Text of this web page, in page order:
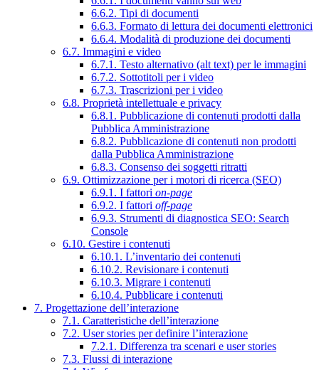
6.6.2. Tipi di documenti
6.6.3. Formato di lettura dei documenti elettronici
6.6.4. Modalità di produzione dei documenti
6.7. Immagini e video
6.7.1. Testo alternativo (alt text) per le immagini
6.7.2. Sottotitoli per i video
6.7.3. Trascrizioni per i video
6.8. Proprietà intellettuale e privacy
6.8.1. Pubblicazione di contenuti prodotti dalla
Pubblica Amministrazione
6.8.2. Pubblicazione di contenuti non prodotti
dalla Pubblica Amministrazione
6.8.3. Consenso dei soggetti ritratti
6.9. Ottimizzazione per i motori di ricerca (SEO)
6.9.1. I fattori on-page
6.9.2. I fattori off-page
6.9.3. Strumenti di diagnostica SEO: Search
Console
6.10. Gestire i contenuti
6.10.1. L’inventario dei contenuti
6.10.2. Revisionare i contenuti
6.10.3. Migrare i contenuti
6.10.4. Pubblicare i contenuti
7. Progettazione dell’interazione
7.1. Caratteristiche dell’interazione
7.2. User stories per definire l’interazione
7.2.1. Differenza tra scenari e user stories
7.3. Flussi di interazione